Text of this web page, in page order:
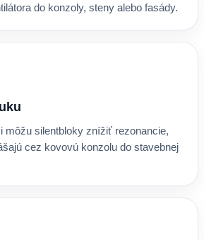
do konzoly, steny alebo fasády.
môžu silentbloky znížiť rezonancie,
cez kovovú konzolu do stavebnej